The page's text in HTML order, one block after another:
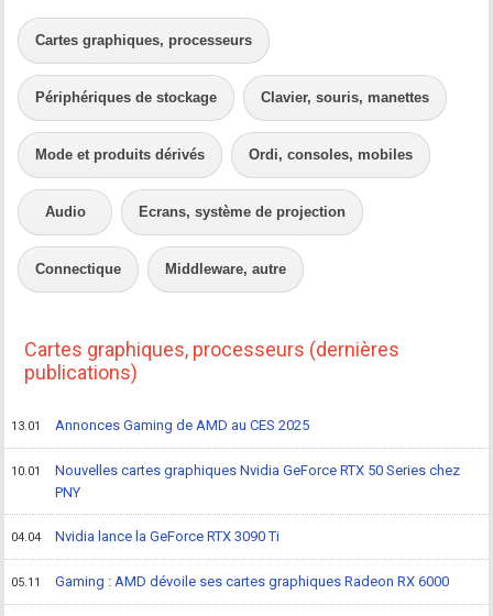
Cartes graphiques, processeurs
Périphériques de stockage Clavier, souris, manettes
Mode et produits dérivés Ordi, consoles, mobiles
Audio Ecrans, système de projection
Connectique Middleware, autre
Cartes graphiques, processeurs (dernières
publications)
13.01 Annonces Gaming de AMD au CES 2025
10.01
Nouvelles cartes graphiques Nvidia GeForce RTX 50 Series chez
PNY
04.04 Nvidia lance la GeForce RTX 3090 Ti
05.11 Gaming : AMD dévoile ses cartes graphiques Radeon RX 6000